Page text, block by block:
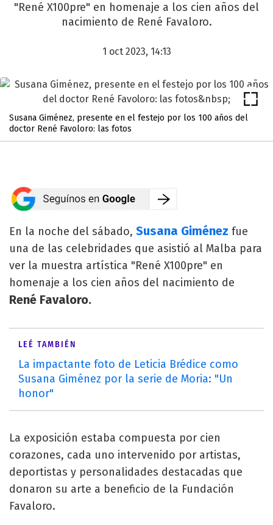
"René X100pre" en homenaje a los cien años del
nacimiento de René Favaloro.
1 oct 2023, 14:13
Susana Giménez, presente en el festejo por los 100 años del
doctor René Favoloro: las fotos
En la noche del sábado, Susana Giménez fue
una de las celebridades que asistió al Malba para
ver la muestra artística "René X100pre" en
homenaje a los cien años del nacimiento de
René Favaloro.
LEÉ TAMBIÉN
La impactante foto de Leticia Brédice como
Susana Giménez por la serie de Moria: "Un
honor"
La exposición estaba compuesta por cien
corazones, cada uno intervenido por artistas,
deportistas y personalidades destacadas que
donaron su arte a beneficio de la Fundación
Favaloro.